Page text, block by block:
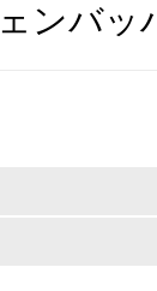
ンバッ